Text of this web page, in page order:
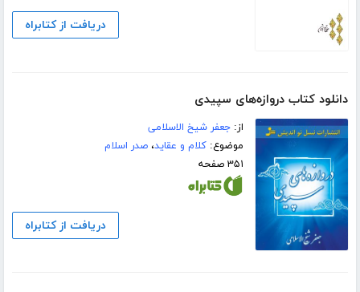
دریافت از کتابراه
دانلود کتاب دروازه‌های سپیدی
از:جعفر شیخ الاسلامی
موضوع:کلام و عقاید،صدر اسلام
۳۵۱ صفحه
دریافت از کتابراه